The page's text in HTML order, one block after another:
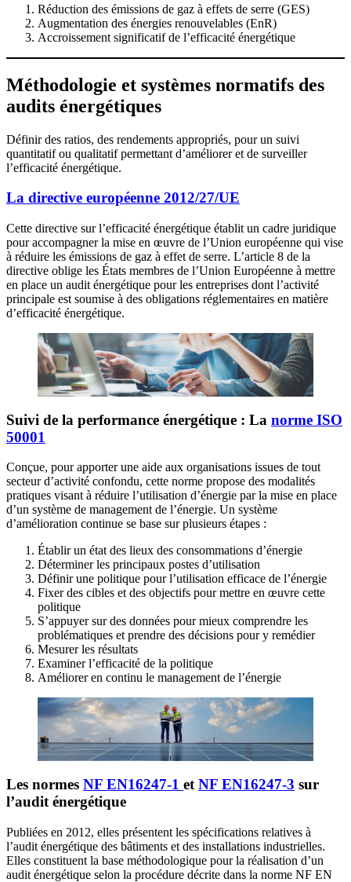
Réduction des émissions de gaz à effets de serre (GES)
Augmentation des énergies renouvelables (EnR)
Accroissement significatif de l’efficacité énergétique
Méthodologie et systèmes normatifs des
audits énergétiques
Définir des ratios, des rendements appropriés, pour un suivi
quantitatif ou qualitatif permettant d’améliorer et de surveiller
l’efficacité énergétique.
La directive européenne 2012/27/UE
Cette directive sur l’efficacité énergétique établit un cadre juridique
pour accompagner la mise en œuvre de l’Union européenne qui vise
à réduire les émissions de gaz à effet de serre. L’article 8 de la
directive oblige les États membres de l’Union Européenne à mettre
en place un audit énergétique pour les entreprises dont l’activité
principale est soumise à des obligations réglementaires en matière
d’efficacité énergétique.
Suivi de la performance énergétique : La norme ISO
50001
Conçue, pour apporter une aide aux organisations issues de tout
secteur d’activité confondu, cette norme propose des modalités
pratiques visant à réduire l’utilisation d’énergie par la mise en place
d’un système de management de l’énergie. Un système
d’amélioration continue se base sur plusieurs étapes :
Établir un état des lieux des consommations d’énergie
Déterminer les principaux postes d’utilisation
Définir une politique pour l’utilisation efficace de l’énergie
Fixer des cibles et des objectifs pour mettre en œuvre cette
politique
S’appuyer sur des données pour mieux comprendre les
problématiques et prendre des décisions pour y remédier
Mesurer les résultats
Examiner l’efficacité de la politique
Améliorer en continu le management de l’énergie
Les normes NF EN16247-1 et NF EN16247-3 sur
l’audit énergétique
Publiées en 2012, elles présentent les spécifications relatives à
l’audit énergétique des bâtiments et des installations industrielles.
Elles constituent la base méthodologique pour la réalisation d’un
audit énergétique selon la procédure décrite dans la norme NF EN